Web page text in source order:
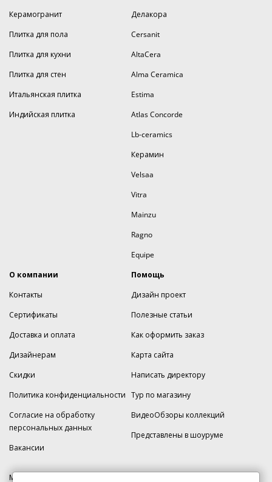
Керамогранит
Плитка для пола
Плитка для кухни
Плитка для стен
Итальянская плитка
Индийская плитка
Делакора
Cersanit
AltaCera
Alma Ceramica
Estima
Atlas Concorde
Lb-ceramics
Керамин
Velsaa
Vitra
Mainzu
Ragno
Equipe
О компании
Контакты
Сертификаты
Доставка и оплата
Дизайнерам
Скидки
Политика конфиденциальности
Согласие на обработку
персональных данных
Вакансии
Помощь
Дизайн проект
Полезные статьи
Как оформить заказ
Карта сайта
Написать директору
Тур по магазину
ВидеоОбзоры коллекций
Представлены в шоуруме
МКАД 2км внешняя сторона, д. 2, ТРЦ "Шоколад" (РИО) Реутов, -1